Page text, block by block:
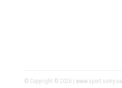
© Copyright © 2026 | www.sport.sumy.ua